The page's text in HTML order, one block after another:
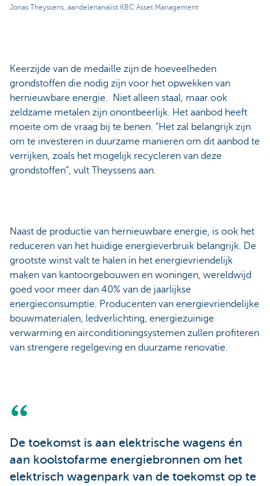
Jonas Theyssens, aandelenanalist KBC Asset Management
Keerzijde van de medaille zijn de hoeveelheden
grondstoffen die nodig zijn voor het opwekken van
hernieuwbare energie. Niet alleen staal, maar ook
zeldzame metalen zijn onontbeerlijk. Het aanbod heeft
moeite om de vraag bij te benen. “Het zal belangrijk zijn
om te investeren in duurzame manieren om dit aanbod te
verrijken, zoals het mogelijk recycleren van deze
grondstoffen”, vult Theyssens aan.
Naast de productie van hernieuwbare energie, is ook het
reduceren van het huidige energieverbruik belangrijk. De
grootste winst valt te halen in het energievriendelijk
maken van kantoorgebouwen en woningen, wereldwijd
goed voor meer dan 40% van de jaarlijkse
energieconsumptie. Producenten van energievriendelijke
bouwmaterialen, ledverlichting, energiezuinige
verwarming en airconditioningsystemen zullen profiteren
van strengere regelgeving en duurzame renovatie.
De toekomst is aan elektrische wagens én
aan koolstofarme energiebronnen om het
elektrisch wagenpark van de toekomst op te